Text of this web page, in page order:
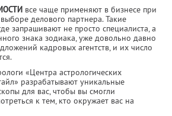
все чаще применяют в бизнесе при
делового партнера. Такие
запрашивают не просто специалиста, а
знака зодиака, уже довольно давно
кадровых агентств, и их число
«Центра астрологических
разрабатывают уникальные
для вас, чтобы вы смогли
к тем, кто окружает вас на